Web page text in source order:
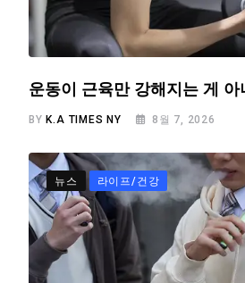
운동이 근육만 강해지는 게
BY K.A TIMES NY 8월 7, 2026
뉴스 라이프/건강